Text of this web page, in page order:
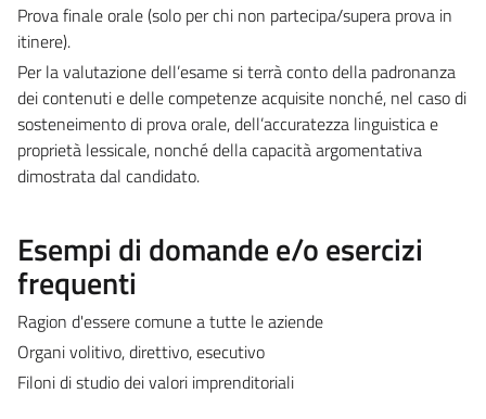
Prova finale orale (solo per chi non partecipa/supera prova in
itinere).
Per la valutazione dell’esame si terrà conto della padronanza
dei contenuti e delle competenze acquisite nonché, nel caso di
sosteneimento di prova orale, dell’accuratezza linguistica e
proprietà lessicale, nonché della capacità argomentativa
dimostrata dal candidato.
Esempi di domande e/o esercizi
frequenti
Ragion d'essere comune a tutte le aziende
Organi volitivo, direttivo, esecutivo
Filoni di studio dei valori imprenditoriali